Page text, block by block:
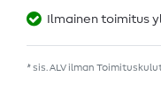
Ilmainen toimitus
* sis. ALV ilman